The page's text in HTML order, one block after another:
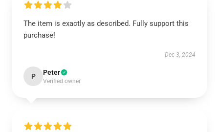
The item is exactly as described. Fully support this
purchase!
Dec 3, 2024
P Peter
Verified owner